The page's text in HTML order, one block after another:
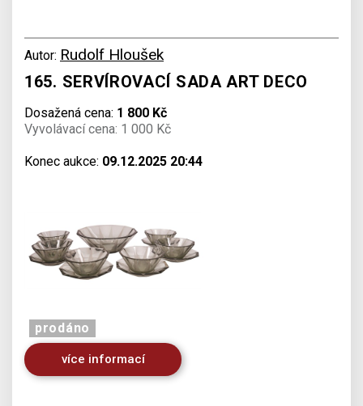
Autor: Rudolf Hloušek
165. SERVÍROVACÍ SADA ART DECO
Dosažená cena: 1 800 Kč
Vyvolávací cena: 1 000 Kč
Konec aukce: 09.12.2025 20:44
prodáno
více informací